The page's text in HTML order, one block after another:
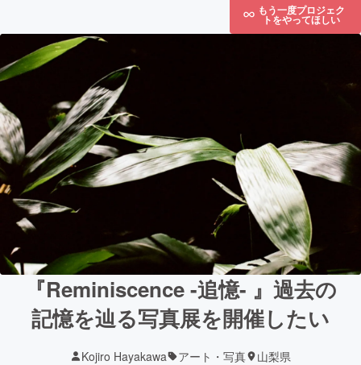
もう一度プロジェク
トをやってほしい
『Reminiscence -追憶- 』過去の
記憶を辿る写真展を開催したい
Kojiro Hayakawa アート・写真 山梨県